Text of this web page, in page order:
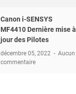
Canon i-SENSYS
MF4410 Dernière mise à
jour des Pilotes
décembre 05, 2022
Aucun
commentaire